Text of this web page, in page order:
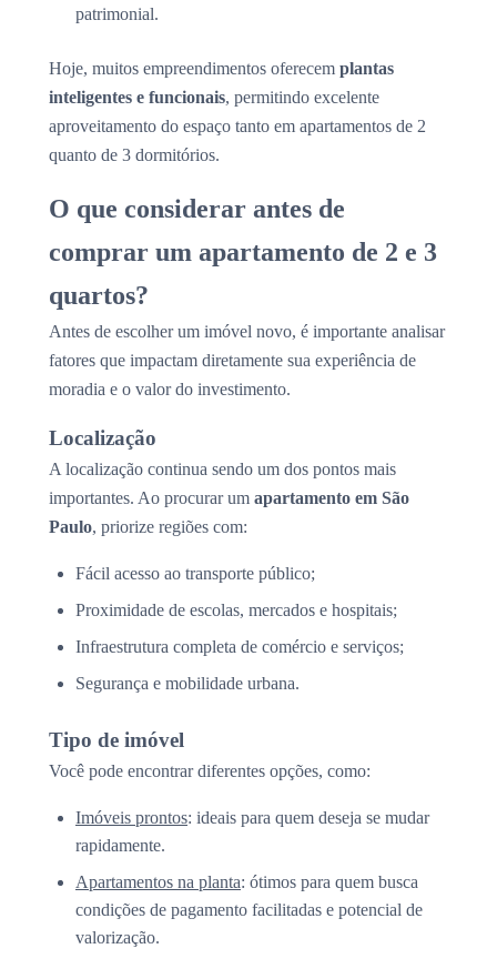
patrimonial.
Hoje, muitos empreendimentos oferecem plantas
inteligentes e funcionais, permitindo excelente
aproveitamento do espaço tanto em apartamentos de 2
quanto de 3 dormitórios.
O que considerar antes de
comprar um apartamento de 2 e 3
quartos?
Antes de escolher um imóvel novo, é importante analisar
fatores que impactam diretamente sua experiência de
moradia e o valor do investimento.
Localização
A localização continua sendo um dos pontos mais
importantes. Ao procurar um apartamento em São
Paulo, priorize regiões com:
Fácil acesso ao transporte público;
Proximidade de escolas, mercados e hospitais;
Infraestrutura completa de comércio e serviços;
Segurança e mobilidade urbana.
Tipo de imóvel
Você pode encontrar diferentes opções, como:
Imóveis prontos: ideais para quem deseja se mudar
rapidamente.
Apartamentos na planta: ótimos para quem busca
condições de pagamento facilitadas e potencial de
valorização.